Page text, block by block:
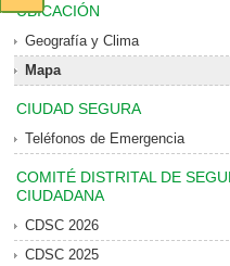
UBICACIÓN
Geografía y Clima
Mapa
CIUDAD SEGURA
Teléfonos de Emergencia
COMITÉ DISTRITAL DE
CIUDADANA
CDSC 2026
CDSC 2025